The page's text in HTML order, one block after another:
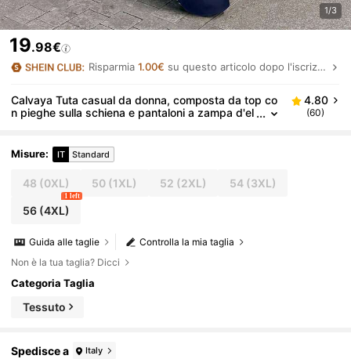
1/3
19.98€
Risparmia1.00€ su questo articolo dopo l'iscrizione.
Calvaya Tuta casual da donna, composta da top co
n pieghe sulla schiena e pantaloni a zampa d'el
4.80
(60)
Misure: IT Standard
48 (0XL) 50 (1XL) 52 (2XL) 54(3XL)
56(4XL)
1 left
Controlla la mia taglia
Guida alle taglie
Non è la tua taglia? Dicci
Categoria Taglia
Tessuto
Spedisce a Italy